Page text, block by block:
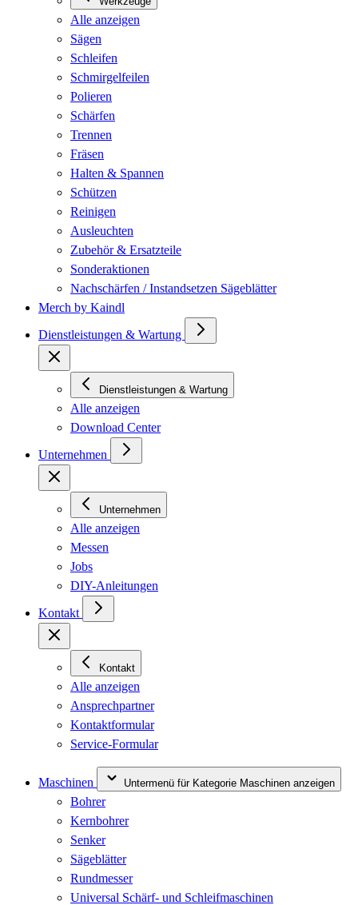
Alle anzeigen
Sägen
Schleifen
Schmirgelfeilen
Polieren
Schärfen
Trennen
Fräsen
Halten & Spannen
Schützen
Reinigen
Ausleuchten
Zubehör & Ersatzteile
Sonderaktionen
Nachschärfen / Instandsetzen Sägeblätter
Merch by Kaindl
Dienstleistungen & Wartung
Dienstleistungen & Wartung
Alle anzeigen
Download Center
Unternehmen
Unternehmen
Alle anzeigen
Messen
Jobs
DIY-Anleitungen
Kontakt
Kontakt
Alle anzeigen
Ansprechpartner
Kontaktformular
Service-Formular
Maschinen Untermenü für Kategorie Maschinen anzeigen
Bohrer
Kernbohrer
Senker
Sägeblätter
Rundmesser
Universal Schärf- und Schleifmaschinen